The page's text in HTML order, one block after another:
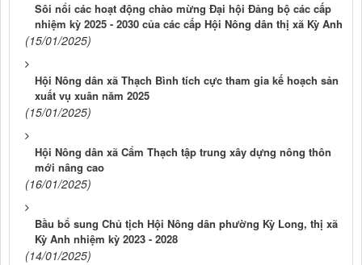
Sôi nổi các hoạt động chào mừng Đại hội Đảng bộ các cấp
nhiệm kỳ 2025 - 2030 của các cấp Hội Nông dân thị xã Kỳ Anh
(15/01/2025)
Hội Nông dân xã Thạch Bình tích cực tham gia kế hoạch sản
xuất vụ xuân năm 2025
(15/01/2025)
Hội Nông dân xã Cẩm Thạch tập trung xây dựng nông thôn
mới nâng cao
(16/01/2025)
Bầu bổ sung Chủ tịch Hội Nông dân phường Kỳ Long, thị xã
Kỳ Anh nhiệm kỳ 2023 - 2028
(14/01/2025)